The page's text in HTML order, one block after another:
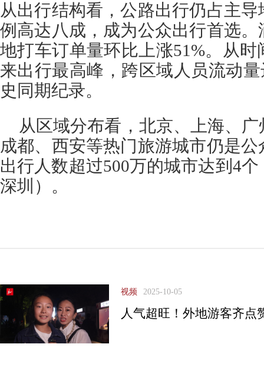
从出行结构看，公路出行仍占主
例高达八成，成为公众出行首选
地打车订单量环比上涨51%。从
来出行最高峰，跨区域人员流动
史同期纪录。
从区域分布看，北京、上海、
成都、西安等热门旅游城市仍是
出行人数超过500万的城市达到4
深圳）。
视频 2025-10-05
人气超旺！外地游客齐点